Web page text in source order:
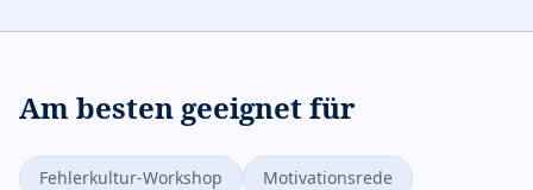
Am besten geeignet für
Fehlerkultur-Workshop
Motivationsrede